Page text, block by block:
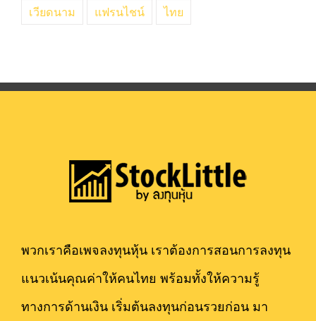
เวียดนาม แฟรนไชน์ ไทย
พวกเราคือเพจลงทุนหุ้น เราต้องการสอนการลงทุน
แนวเน้นคุณค่าให้คนไทย พร้อมทั้งให้ความรู้
ทางการด้านเงิน เริ่มต้นลงทุนก่อนรวยก่อน มา